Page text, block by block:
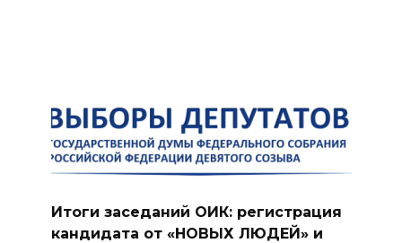
Итоги заседаний ОИК: регистрация
кандидата от «НОВЫХ ЛЮДЕЙ» и